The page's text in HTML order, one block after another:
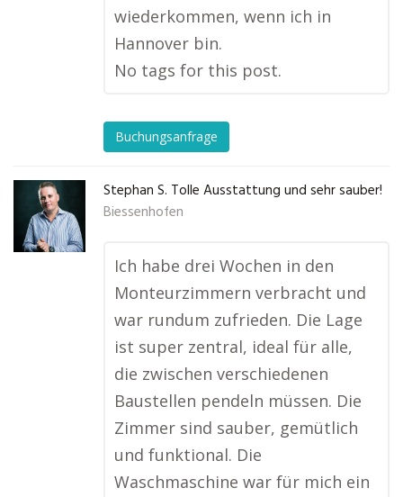
wiederkommen, wenn ich in
Hannover bin.
No tags for this post.
Buchungsanfrage
Stephan S. Tolle Ausstattung und sehr sauber!
Biessenhofen
Ich habe drei Wochen in den
Monteurzimmern verbracht und
war rundum zufrieden. Die Lage
ist super zentral, ideal für alle,
die zwischen verschiedenen
Baustellen pendeln müssen. Die
Zimmer sind sauber, gemütlich
und funktional. Die
Waschmaschine war für mich ein